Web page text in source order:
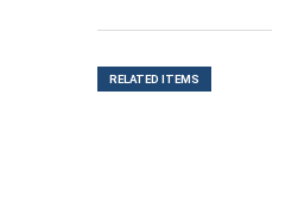
RELATED ITEMS